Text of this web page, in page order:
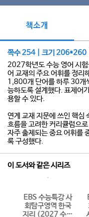
책소개
쪽수 254 | 크기
2027학년도 수능 영어 시험
어 교재의 주요 어휘를 정리
1,800개 단어를 하루 30개
능하도록 설계했다. 표제어
용할 수 있다.
연계 교재 지문에 쓰인 핵심
흐름을 고려한 커리큘럼으
자주 출제되는 중요 어휘를
록 구성했다.
이 도서와 같은 시리즈
EBS 수능특강 사
회탐구영역 한국
지리 (2027 수능